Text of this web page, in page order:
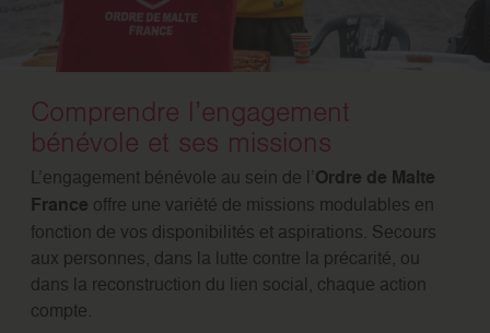
Comprendre l’engagement
bénévole et ses missions
L’engagement bénévole au sein de l’Ordre de Malte
France offre une variété de missions modulables en
fonction de vos disponibilités et aspirations. Secours
aux personnes, dans la lutte contre la précarité, ou
dans la reconstruction du lien social, chaque action
compte.